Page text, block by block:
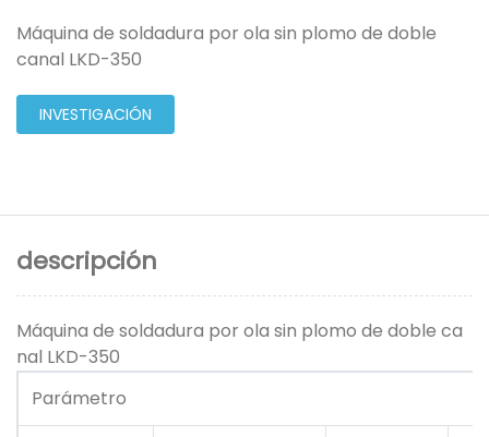
Máquina de soldadura por ola sin plomo de doble
canal LKD-350
INVESTIGACIÓN
descripción
Máquina de soldadura por ola sin plomo de doble ca
nal LKD-350
Parámetro